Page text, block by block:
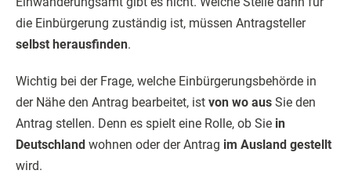
die Einbürgerung zuständig ist, müssen Antragsteller
selbst herausfinden.
Wichtig bei der Frage, welche Einbürgerungsbehörde in
der Nähe den Antrag bearbeitet, ist von wo aus Sie den
Antrag stellen. Denn es spielt eine Rolle, ob Sie in
Deutschland wohnen oder der Antrag im Ausland gestellt
wird.